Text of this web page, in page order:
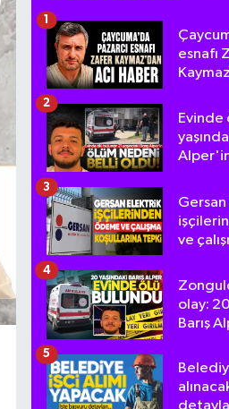
esnafı
1
Evinde
2
ve
3
olay:
Barış
4
5